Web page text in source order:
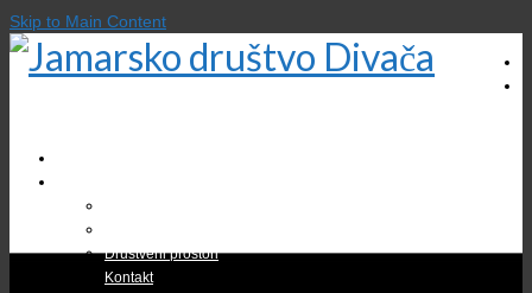
Skip to Main Content
Društveni prostori
Kontakt